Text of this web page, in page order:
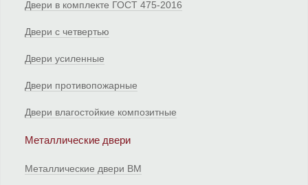
Двери в комплекте ГОСТ 475-2016
Двери с четвертью
Двери усиленные
Двери противопожарные
Двери влагостойкие композитные
Металлические двери
Металлические двери ВМ